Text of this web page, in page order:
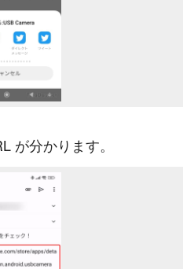
が分かります。